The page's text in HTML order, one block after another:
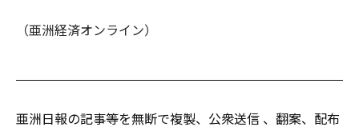
（亜洲経済オンライン）
亜洲日報の記事等を無断で複製、公衆送信 、翻案、配布